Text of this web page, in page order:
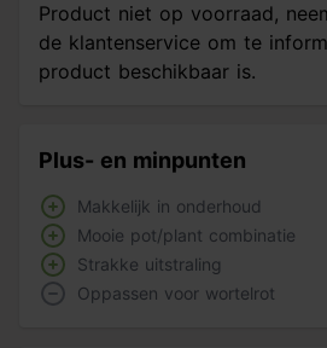
Product niet op voorraad,
de klantenservice om te
product beschikbaar is.
Plus- en minpunten
Makkelijk in onderhoud
Mooie pot/plant combinatie
Strakke uitstraling
Oppassen voor wortelrot